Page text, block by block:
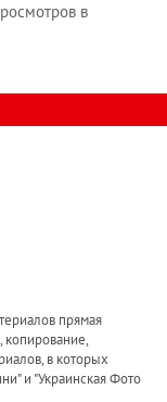
в
прямая
копирование,
в которых
и "Украинская Фото